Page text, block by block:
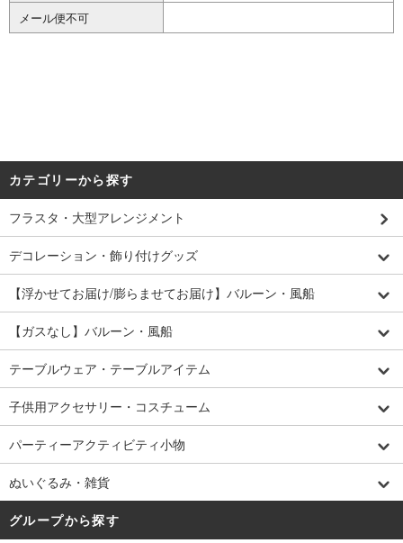
メール便不可
カテゴリーから探す
フラスタ・大型アレンジメント
デコレーション・飾り付けグッズ
【浮かせてお届け/膨らませてお届け】バルーン・風船
【ガスなし】バルーン・風船
テーブルウェア・テーブルアイテム
子供用アクセサリー・コスチューム
パーティーアクティビティ小物
ぬいぐるみ・雑貨
グループから探す